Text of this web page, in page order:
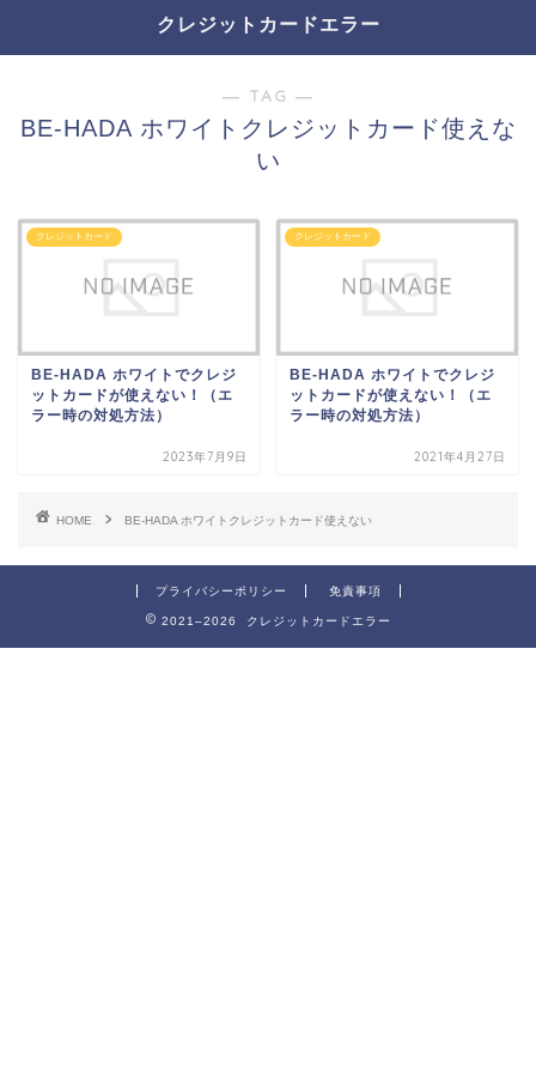
クレジットカードエラー
― TAG ―
BE-HADA ホワイトクレジットカード使えな
い
クレジットカード
BE-HADA ホワイトでクレジ
ットカードが使えない！（エ
ラー時の対処方法）
2023年7月9日
クレジットカード
BE-HADA ホワイトでクレジ
ットカードが使えない！（エ
ラー時の対処方法）
2021年4月27日
HOME BE-HADA ホワイトクレジットカード使えない
プライバシーポリシー 免責事項
2021–2026 クレジットカードエラー